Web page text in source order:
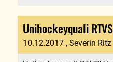
Unihockeyquali
10.12.2017 , Severin Ritz